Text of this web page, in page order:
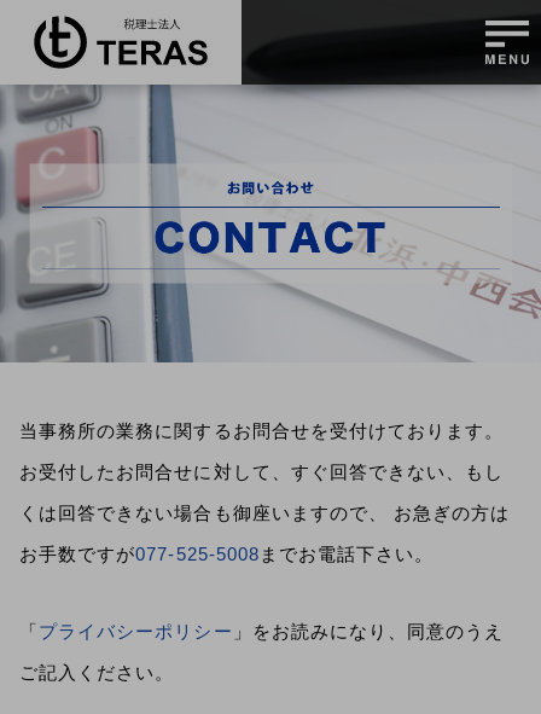
当事務所の業務に関するお問合せを受付けております。
お受付したお問合せに対して、すぐ回答できない、もし
くは回答できない場合も御座いますので、 お急ぎの方は
お手数ですが077-525-5008 までお電話下さい。
「プライバシーポリシー 」をお読みになり、同意のうえ
ご記入ください。